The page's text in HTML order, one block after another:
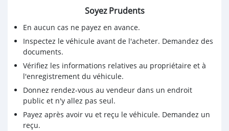
Soyez Prudents
En aucun cas ne payez en avance.
Inspectez le véhicule avant de l'acheter. Demandez des
documents.
Vérifiez les informations relatives au propriétaire et à
l'enregistrement du véhicule.
Donnez rendez-vous au vendeur dans un endroit
public et n'y allez pas seul.
Payez après avoir vu et reçu le véhicule. Demandez un
reçu.